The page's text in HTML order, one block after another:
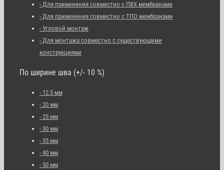
- Для применения совместно с ПВХ мембранами
- Для применения совместно с ТПО мембранами
- Угловой монтаж
- Для монтажа совместно с существующими
конструкциями
По ширине шва (+/- 10 %)
- 12.5 мм
- 20 мм
- 25 мм
- 30 мм
- 35 мм
- 40 мм
- 50 мм